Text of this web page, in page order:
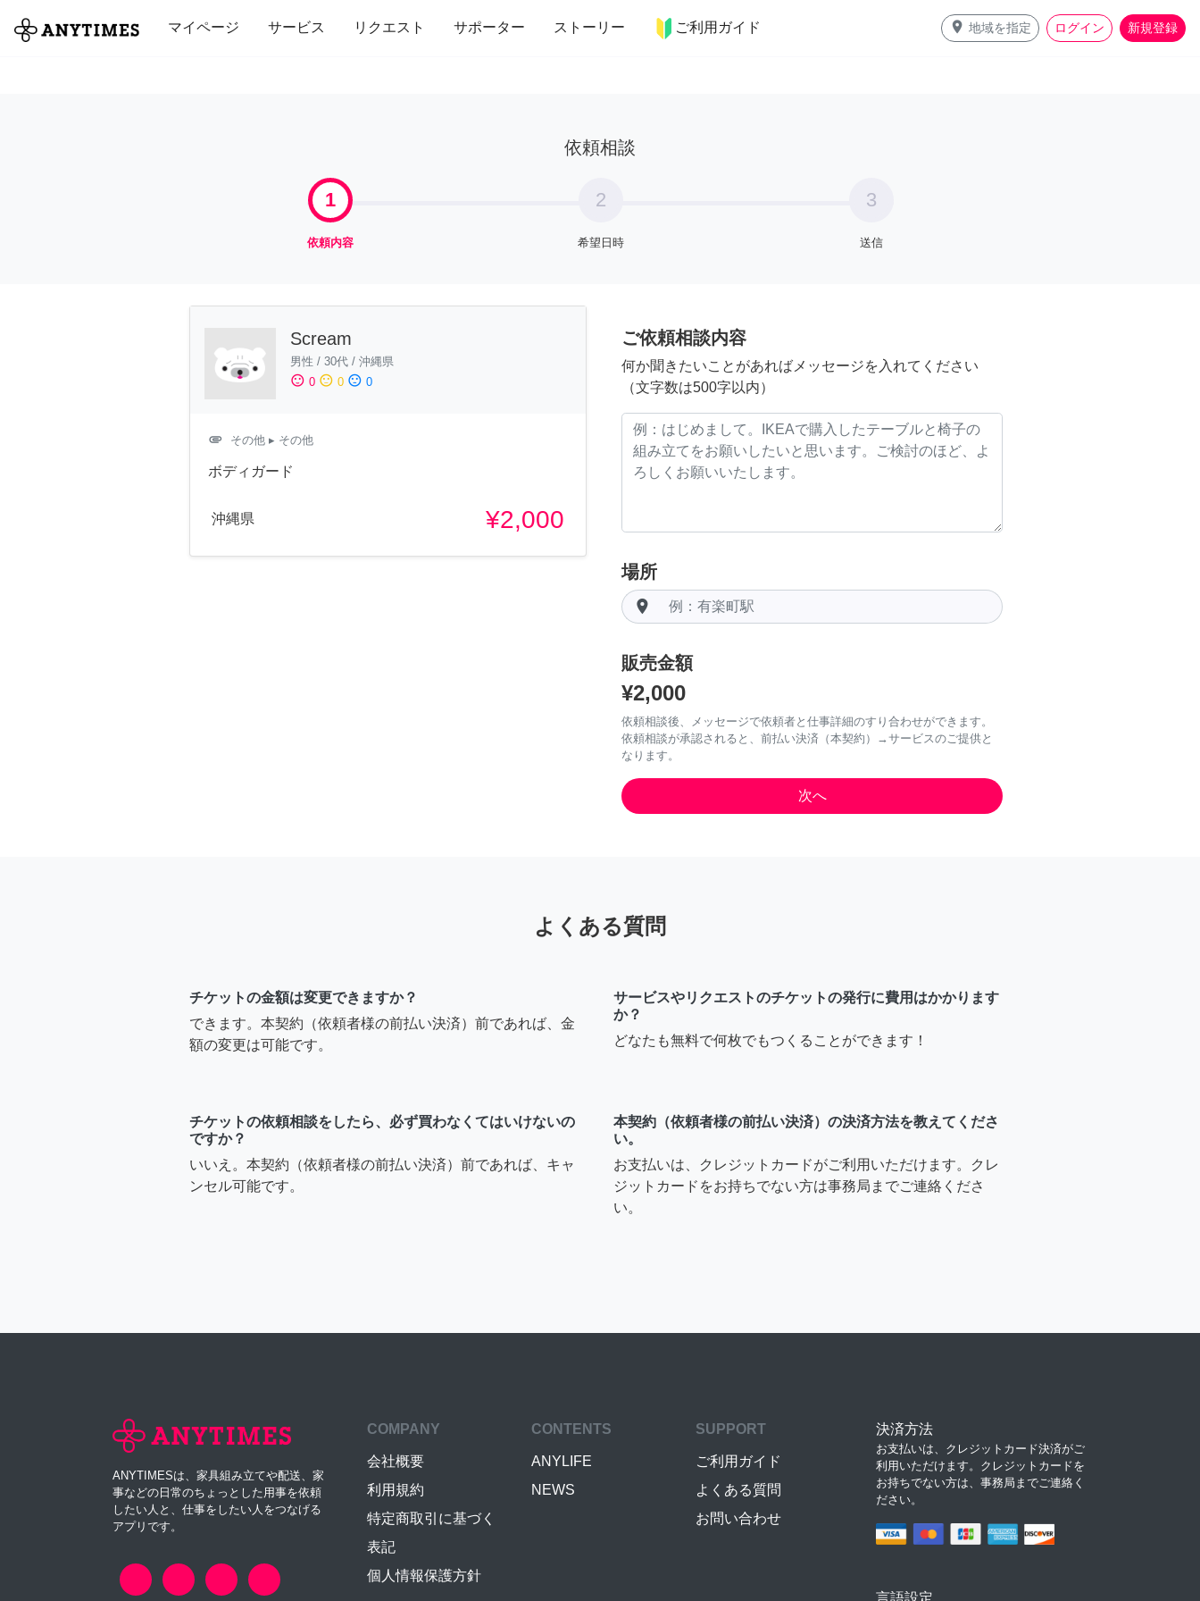
マイページ サービス リクエスト サポーター ストーリー ご利用ガイド place 地域を指定 ログイン 新規登録
全て 修理・組立 家事 引っ越し インテリア 趣味・習い事 ペット 料理
依頼相談
1
依頼内容
2
希望日時
3
送信
Scream
男性 / 30代 / 沖縄県
sentiment_satisfied 0 sentiment_neutral 0 sentiment_dissatisfied 0
attachment その他 ▸ その他
ボディガード
沖縄県 ¥2,000
ご依頼相談内容
何か聞きたいことがあればメッセージを入れてください
（文字数は500字以内）
場所
room
販売金額
¥2,000
依頼相談後、メッセージで依頼者と仕事詳細のすり合わせができます。
依頼相談が承認されると、前払い決済（本契約）→サービスのご提供と
なります。
よくある質問
チケットの金額は変更できますか？
できます。本契約（依頼者様の前払い決済）前であれば、金
額の変更は可能です。
サービスやリクエストのチケットの発行に費用はかかります
か？
どなたも無料で何枚でもつくることができます！
チケットの依頼相談をしたら、必ず買わなくてはいけないの
ですか？
いいえ。本契約（依頼者様の前払い決済）前であれば、キャ
ンセル可能です。
本契約（依頼者様の前払い決済）の決済方法を教えてくださ
い。
お支払いは、クレジットカードがご利用いただけます。クレ
ジットカードをお持ちでない方は事務局までご連絡くださ
い。
ANYTIMESは、家具組み立てや配送、家
事などの日常のちょっとした用事を依頼
したい人と、仕事をしたい人をつなげる
アプリです。
COMPANY
会社概要
利用規約
特定商取引に基づく
表記
個人情報保護方針
CONTENTS
ANYLIFE
NEWS
SUPPORT
ご利用ガイド
よくある質問
お問い合わせ
決済方法
お支払いは、クレジットカード決済がご
利用いただけます。クレジットカードを
お持ちでない方は、事務局までご連絡く
ださい。
言語設定